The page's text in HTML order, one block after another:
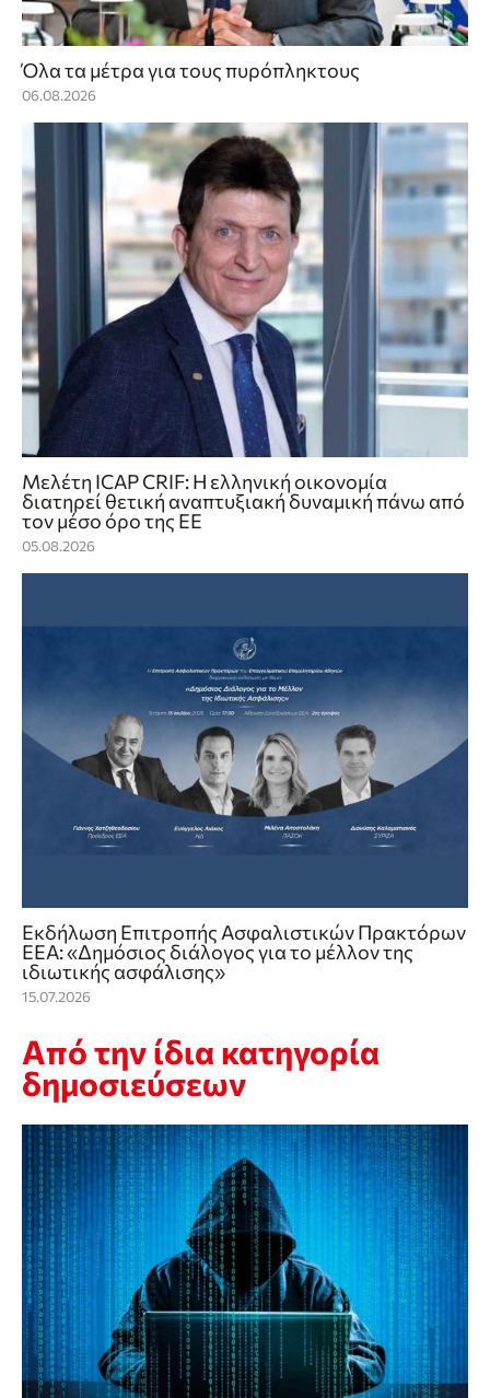
Όλα τα μέτρα για τους πυρόπληκτους
06.08.2026
Μελέτη ICAP CRIF: Η ελληνική οικονομία
διατηρεί θετική αναπτυξιακή δυναμική πάνω από
τον μέσο όρο της ΕΕ
05.08.2026
Εκδήλωση Επιτροπής Ασφαλιστικών Πρακτόρων
ΕΕΑ: «Δημόσιος διάλογος για το μέλλον της
ιδιωτικής ασφάλισης»
15.07.2026
Από την ίδια κατηγορία
δημοσιεύσεων